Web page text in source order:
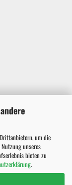
um die
unseres
bieten zu
.